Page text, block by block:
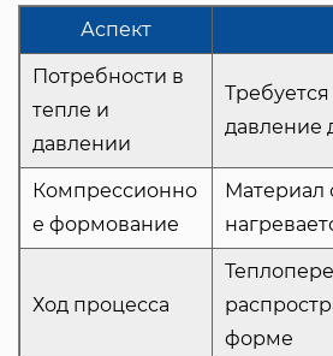
Аспект
Потребности в
тепле и
давлении
давление
Компрессионно
е формование
Материал
Ход процесса
форме